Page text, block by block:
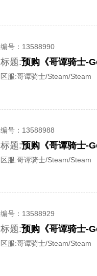
编号： 13588990
标题:预购《哥谭骑士-
区服:哥谭骑士/Steam/Steam
编号： 13588988
标题:预购《哥谭骑士-
区服:哥谭骑士/Steam/Steam
编号： 13588929
标题:预购《哥谭骑士-
区服:哥谭骑士/Steam/Steam